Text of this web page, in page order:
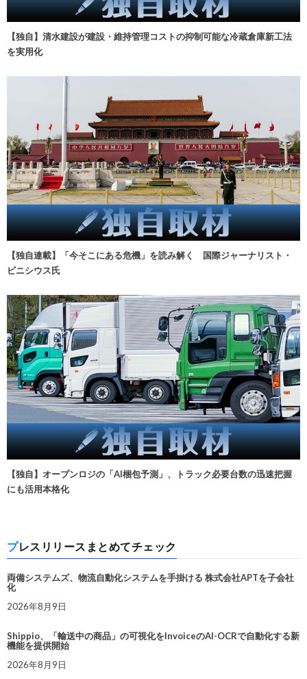
【独自】清水建設が建設・維持管理コストの抑制可能な冷蔵倉庫新工法
を実用化
【独自連載】「今そこにある危機」を読み解く 国際ジャーナリスト・
ビニシウス氏
【独自】オープンロジの「AI梱包予測」、トラック必要台数の迅速把握
にも活用本格化
プレスリリースまとめてチェック
両備システムズ、物流自動化システムを手掛ける 株式会社APTを子会社
化
2026年8月9日
Shippio、「輸送中の商品」の可視化をInvoiceのAI-OCRで自動化する新
機能を提供開始
2026年8月9日